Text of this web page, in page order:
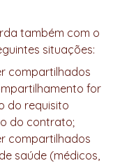
também com o
situações:
compartilhados
for
do requisito
do contrato;
compartilhados
saúde (médicos,